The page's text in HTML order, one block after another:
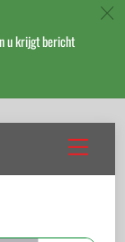
u krijgt bericht
c
Menu